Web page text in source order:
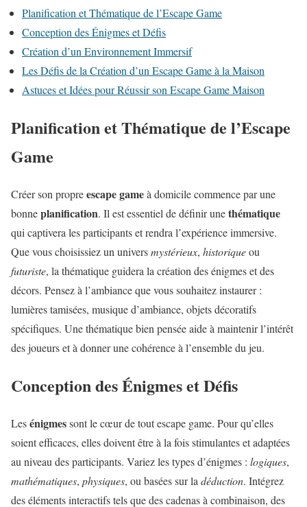
Planification et Thématique de l’Escape Game
Conception des Énigmes et Défis
Création d’un Environnement Immersif
Les Défis de la Création d’un Escape Game à la Maison
Astuces et Idées pour Réussir son Escape Game Maison
Planification et Thématique de l’Escape
Game
Créer son propreescape gameà domicile commence par une
bonneplanification. Il est essentiel de définir unethématique
qui captivera les participants et rendra l’expérience immersive.
Que vous choisissiez un universmystérieux, historiqueou
futuriste, la thématique guidera la création des énigmes et des
décors. Pensez à l’ambiance que vous souhaitez instaurer :
lumières tamisées, musique d’ambiance, objets décoratifs
spécifiques. Une thématique bien pensée aide à maintenir l’intérêt
des joueurs et à donner une cohérence à l’ensemble du jeu.
Conception des Énigmes et Défis
Lesénigmessont le cœur de tout escape game. Pour qu’elles
soient efficaces, elles doivent être à la fois stimulantes et adaptées
au niveau des participants. Variez les types d’énigmes : logiques,
mathématiques, physiques, ou basées sur la déduction. Intégrez
des éléments interactifs tels que des cadenas à combinaison, des